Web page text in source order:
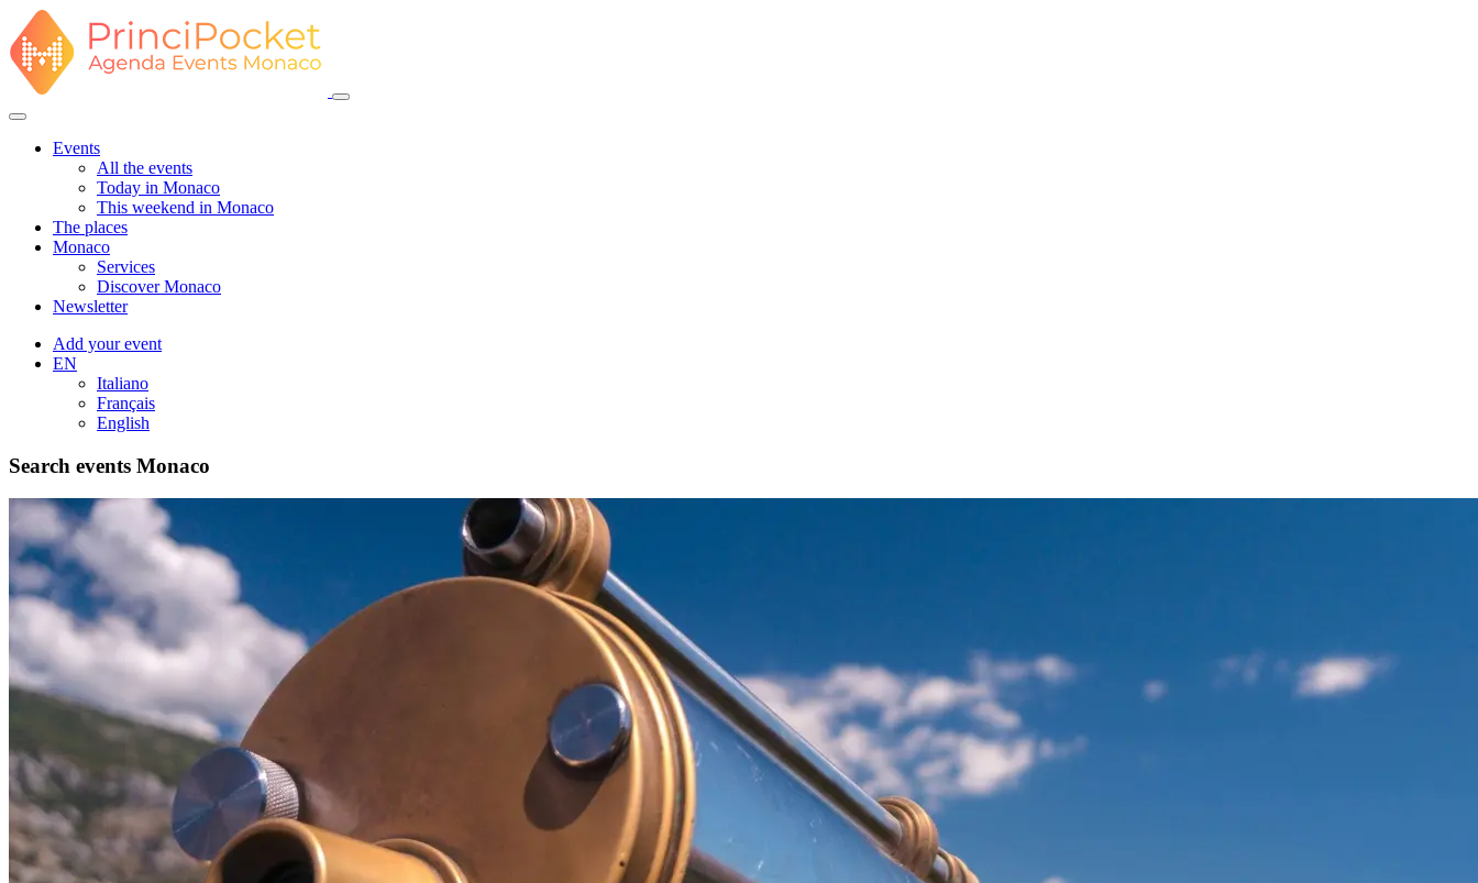
Events
All the events
Today in Monaco
This weekend in Monaco
The places
Monaco
Services
Discover Monaco
Newsletter
Add your event
EN
Italiano
Français
English
Search events Monaco